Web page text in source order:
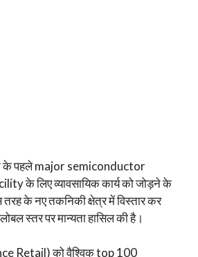
के पहले major semiconductor
के लिए व्यावसायिक कार्य को जोड़ने के
के नए तकनिकी क्षेत्र में विस्तार कर
स्तर पर मान्यता हासिल की है।
Retail) को वैश्विक top 100